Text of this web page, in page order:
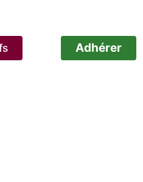
Adhérer